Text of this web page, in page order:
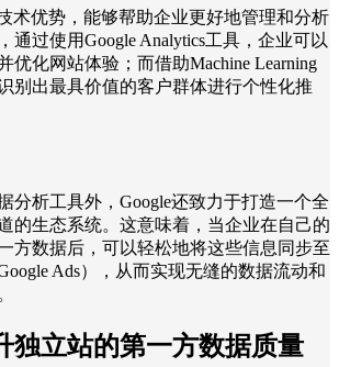
术优势，能够帮助企业更好地管理和分析
通过使用Google Analytics工具，企业可以
优化网站体验；而借助Machine Learning
别出最具价值的客户群体进行个性化推
分析工具外，Google还致力于打造一个全
的生态系统。这意味着，当企业在自己的
方数据后，可以轻松地将这些信息同步至
Ads），从而实现无缝的数据流动和
独立站的第一方数据质量